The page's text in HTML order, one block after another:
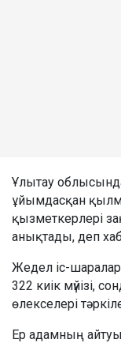
Ұлытау
ұйымдасқан
қызметкерлері
анықтады, деп
Жедел іс-
322 киік мүйізі,
өлекселері
Ер адамның